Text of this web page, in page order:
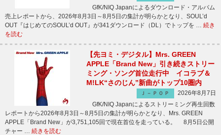
GfK/NIQ Japanによるダウンロード・アルバム
売上レポートから、2026年8月3日～8月5日の集計が明らかとなり、SOUL’d
OUT『はじめてのSOUL’d OUT』が341ダウンロード（DL）でトップを … 続き
を読む
【先ヨミ・デジタル】Mrs. GREEN
APPLE「Brand New」引き続きストリー
ミング・ソング首位走行中 イコラブ＆
M!LK“さのじん”新曲がトップ10圏内
Ｊ－ＰＯＰ
2026年8月7日
GfK/NIQ Japanによるストリーミング再生回数
レポートから2026年8月3日～8月5日の集計が明らかとなり、Mrs. GREEN
APPLE「Brand New」が3,751,105回で現在首位を走っている。 8月5日公開
チャー … 続きを読む